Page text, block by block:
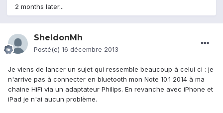
2 months later...
SheldonMh
Posté(e) 16 décembre 2013
Je viens de lancer un sujet qui ressemble beaucoup à celui ci : je
n'arrive pas à connecter en bluetooth mon Note 10.1 2014 à ma
chaine HiFi via un adaptateur Philips. En revanche avec iPhone et
iPad je n'ai aucun problème.